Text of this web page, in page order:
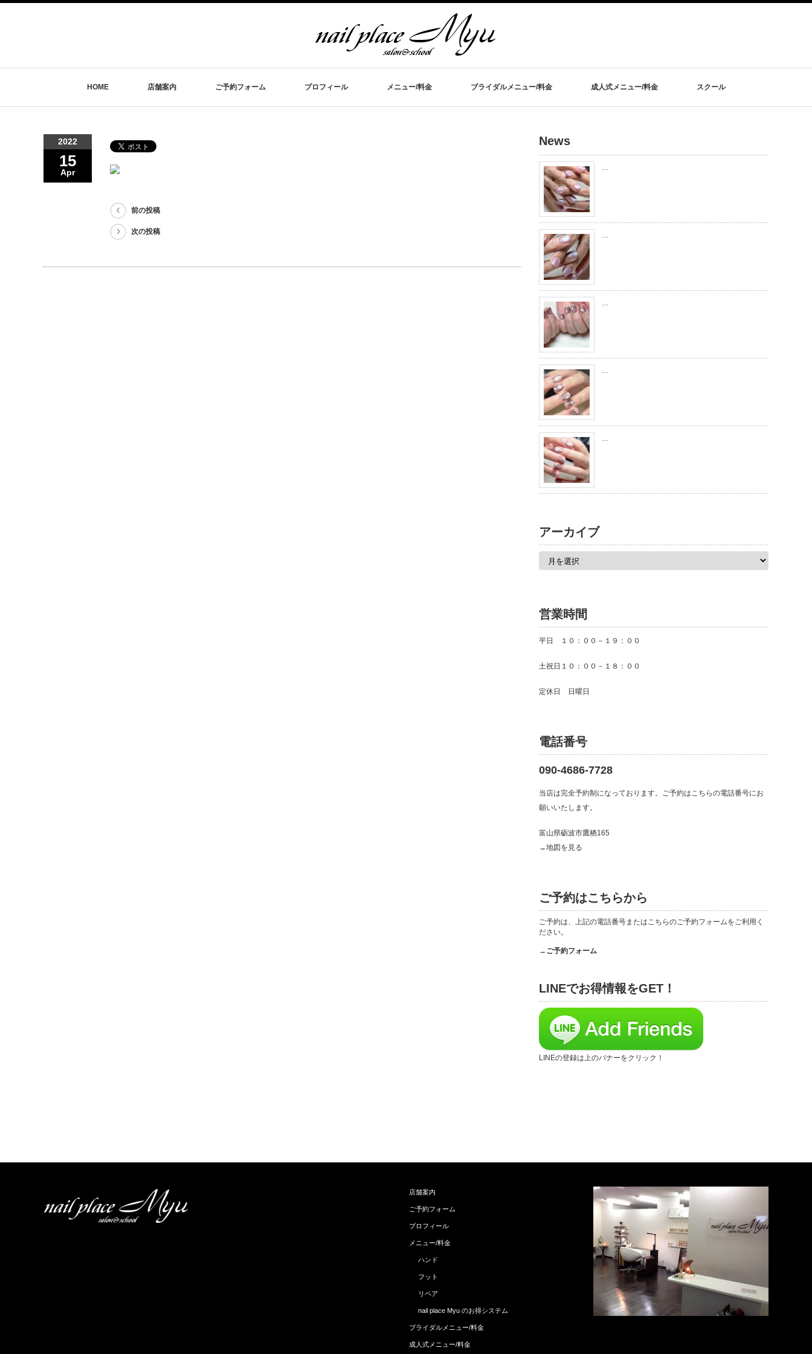
HOME 店舗案内 ご予約フォーム プロフィール メニュー/料金 ブライダルメニュー/料金 成人式メニュー/料金 スクール
2022
15
Apr
前の投稿
次の投稿
News
…
…
…
…
…
アーカイブ
営業時間
平日 １０：００－１９：００
土祝日１０：００－１８：００
定休日 日曜日
電話番号
090-4686-7728
当店は完全予約制になっております。ご予約はこちらの電話番号にお
願いいたします。
富山県砺波市鷹栖165
→地図を見る
ご予約はこちらから
ご予約は、上記の電話番号またはこちらのご予約フォームをご利用く
ださい。
→ご予約フォーム
LINEでお得情報をGET！
LINEの登録は上のバナーをクリック！
店舗案内
ご予約フォーム
プロフィール
メニュー/料金
ハンド
フット
リペア
nail place Myu のお得システム
ブライダルメニュー/料金
成人式メニュー/料金